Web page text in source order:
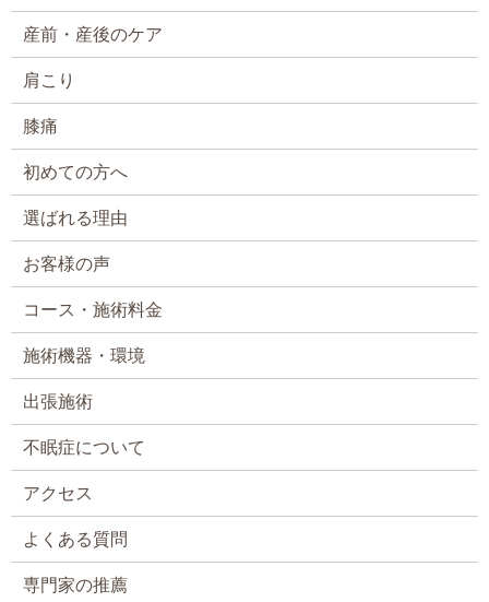
産前・産後のケア
肩こり
膝痛
初めての方へ
選ばれる理由
お客様の声
コース・施術料金
施術機器・環境
出張施術
不眠症について
アクセス
よくある質問
専門家の推薦